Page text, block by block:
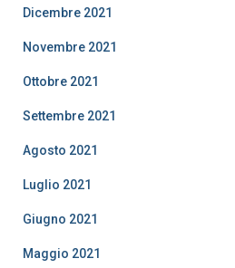
Dicembre 2021
Novembre 2021
Ottobre 2021
Settembre 2021
Agosto 2021
Luglio 2021
Giugno 2021
Maggio 2021